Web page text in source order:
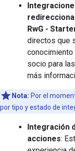
RwG -
directos que
conocimiento
socio para
más
Nota: Por el
por tipo y estado de
Integración
acciones: